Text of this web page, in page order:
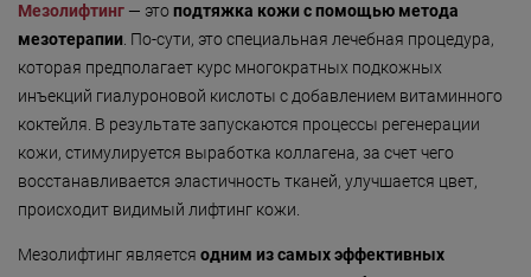
Мезолифтинг — это подтяжка кожи с помощью метода
мезотерапии . По-сути, это специальная лечебная процедура,
которая предполагает курс многократных подкожных
инъекций гиалуроновой кислоты с добавлением витаминного
коктейля. В результате запускаются процессы регенерации
кожи, стимулируется выработка коллагена, за счет чего
восстанавливается эластичность тканей, улучшается цвет,
происходит видимый лифтинг кожи.
Мезолифтинг является одним из самых эффективных